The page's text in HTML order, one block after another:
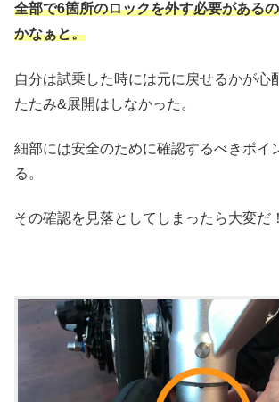
全部で6箇所のロックを外す必要がある
かなぁと。
自分は試乗した時には元に戻せるかが心
たたみ&展開はしなかった。
細部には安全のために確認するべきポイ
る。
その確認を見落としてしまったら大変だ！